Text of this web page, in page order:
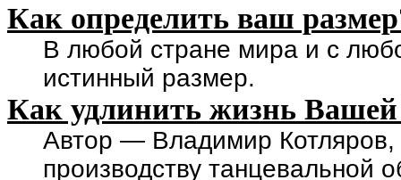
Как определить ваш
В любой стране мира и с
истинный размер.
Как удлинить жизнь Вашей
Автор — Владимир Котляров,
производству танцевальной